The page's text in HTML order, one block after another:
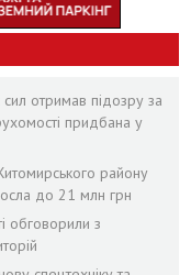
сил отримав підозру за
придбана у
району
до 21 млн грн
обговорили з